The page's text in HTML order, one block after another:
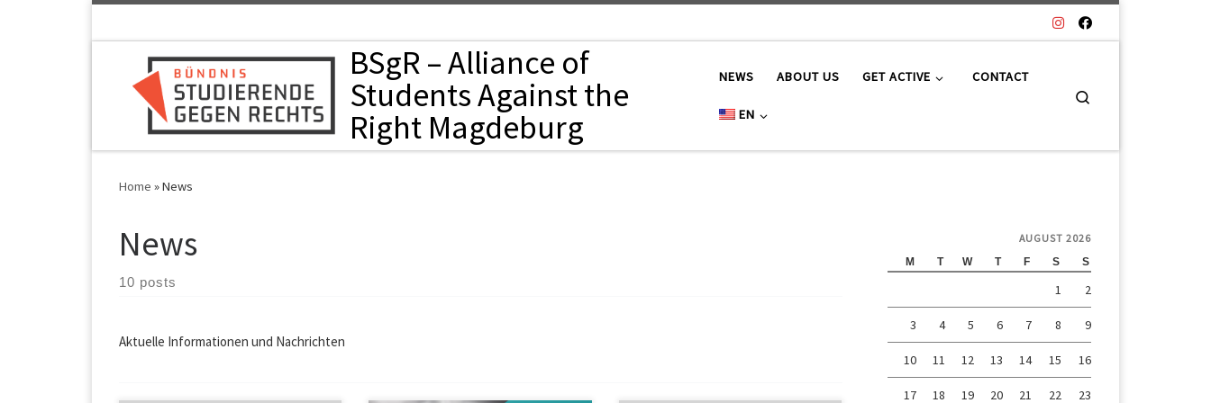
BSgR – Alliance of
Students Against the
Right Magdeburg
NEWS ABOUT US GET ACTIVE CONTACT
EN
Home »News
News
10 posts
Aktuelle Informationen und Nachrichten
AUGUST 2026
M T W T F S S
1 2
3 4 5 6 7 8 9
10 11 12 13 14 15 16
17 18 19 20 21 22 23